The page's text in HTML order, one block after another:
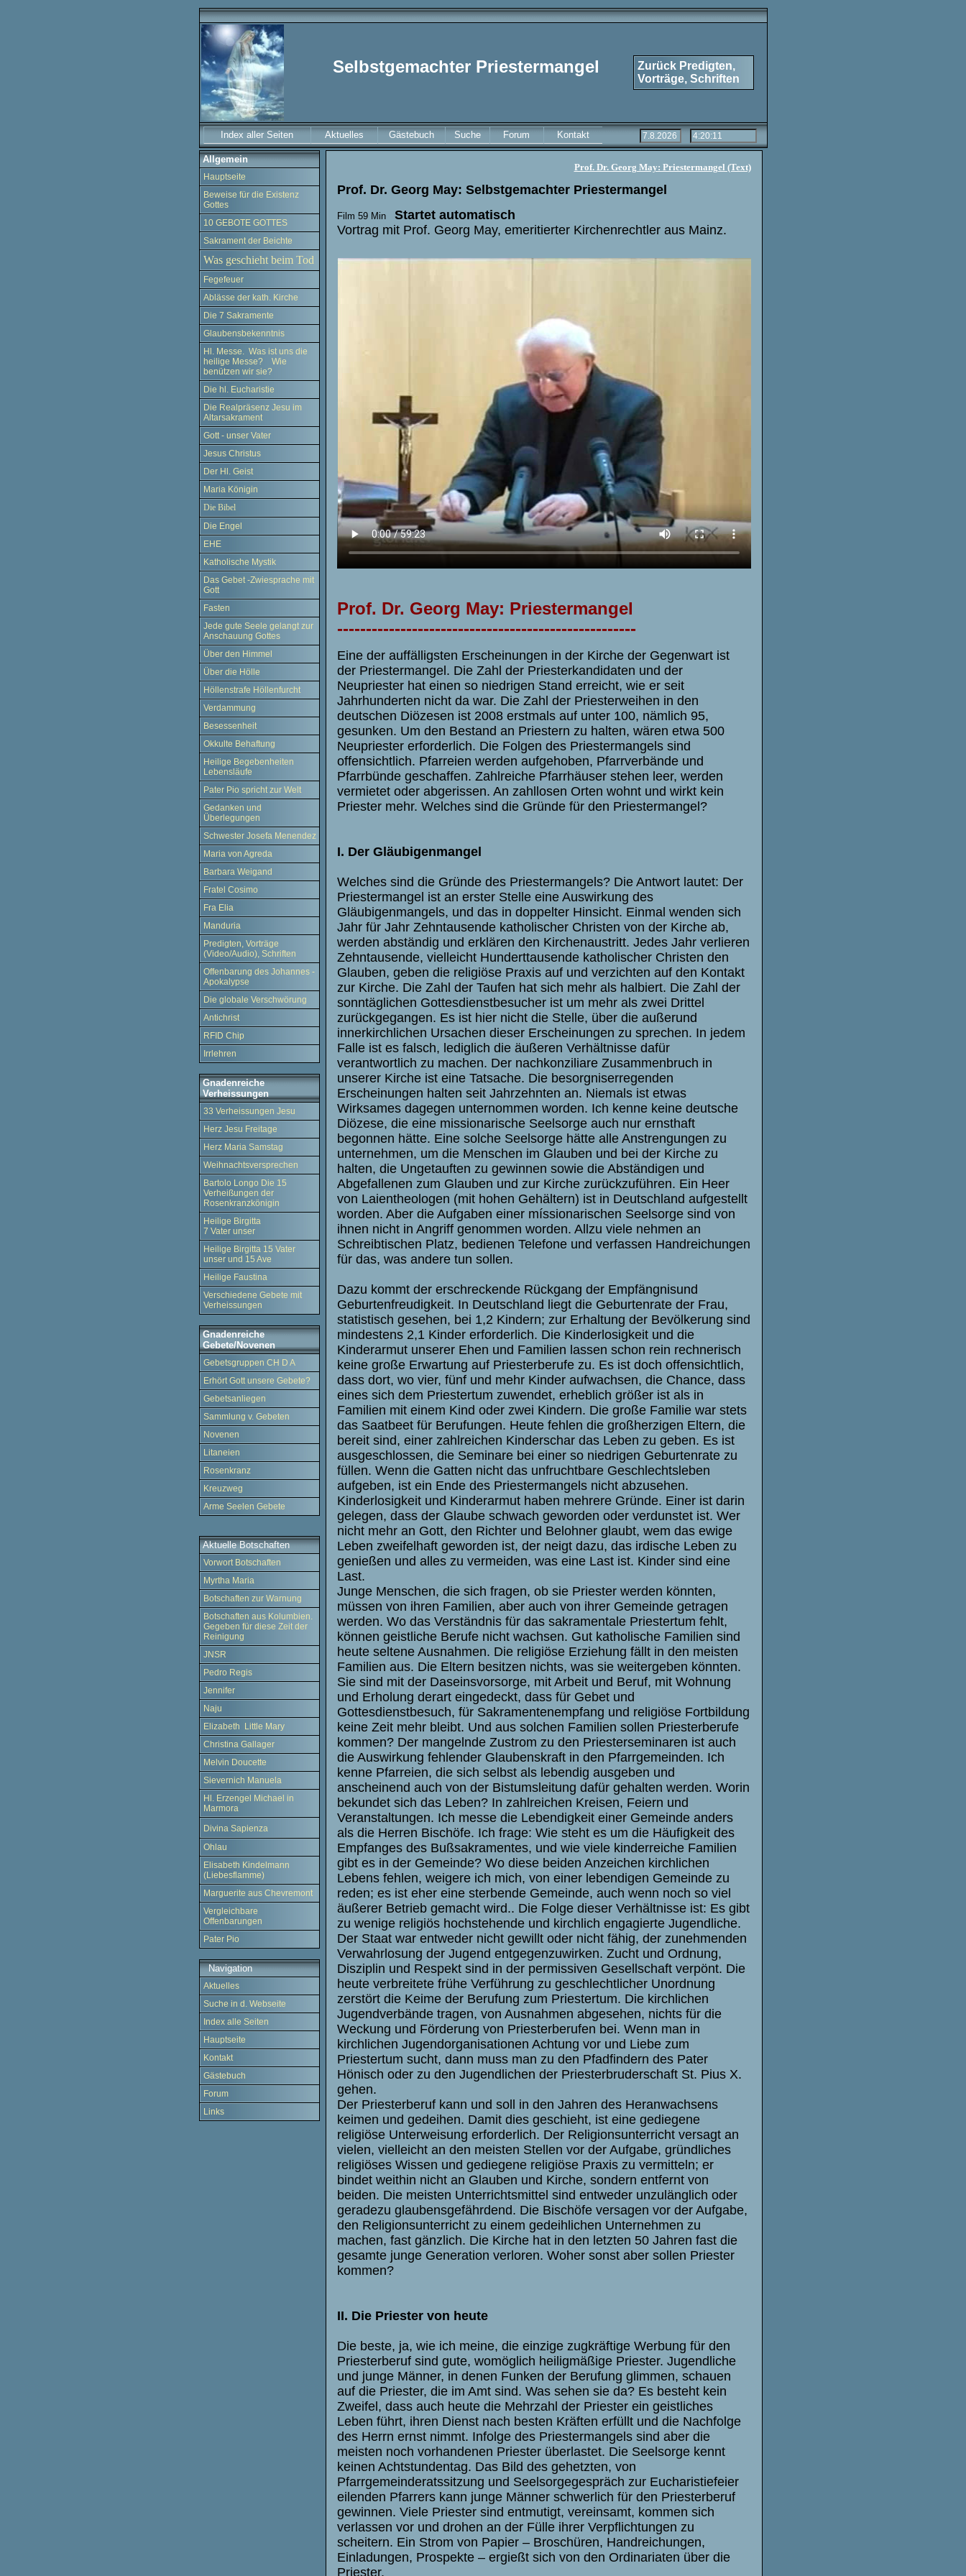
Selbstgemachter Priestermangel
Zurück Predigten,
Vorträge, Schriften
Index aller Seiten Aktuelles Gästebuch Suche Forum Kontakt
Allgemein
Hauptseite
Beweise für die Existenz
Gottes
10 GEBOTE GOTTES
Sakrament der Beichte
Was geschieht beim Tod
Fegefeuer
Ablässe der kath. Kirche
Die 7 Sakramente
Glaubensbekenntnis
Hl. Messe. Was ist uns die
heilige Messe? Wie
benützen wir sie?
Die hl. Eucharistie
Die Realpräsenz Jesu im
Altarsakrament
Gott - unser Vater
Jesus Christus
Der Hl. Geist
Maria Königin
Die Bibel
Die Engel
EHE
Katholische Mystik
Das Gebet -Zwiesprache mit
Gott
Fasten
Jede gute Seele gelangt zur
Anschauung Gottes
Über den Himmel
Über die Hölle
Höllenstrafe Höllenfurcht
Verdammung
Besessenheit
Okkulte Behaftung
Heilige Begebenheiten
Lebensläufe
Pater Pio spricht zur Welt
Gedanken und
Überlegungen
Schwester Josefa Menendez
Maria von Agreda
Barbara Weigand
Fratel Cosimo
Fra Elia
Manduria
Predigten, Vorträge
(Video/Audio), Schriften
Offenbarung des Johannes -
Apokalypse
Die globale Verschwörung
Antichrist
RFID Chip
Irrlehren
Gnadenreiche
Verheissungen
33 Verheissungen Jesu
Herz Jesu Freitage
Herz Maria Samstag
Weihnachtsversprechen
Bartolo Longo Die 15
Verheißungen der
Rosenkranzkönigin
Heilige Birgitta
7 Vater unser
Heilige Birgitta 15 Vater
unser und 15 Ave
Heilige Faustina
Verschiedene Gebete mit
Verheissungen
Gnadenreiche
Gebete/Novenen
Gebetsgruppen CH D A
Erhört Gott unsere Gebete?
Gebetsanliegen
Sammlung v. Gebeten
Novenen
Litaneien
Rosenkranz
Kreuzweg
Arme Seelen Gebete
Aktuelle Botschaften
Vorwort Botschaften
Myrtha Maria
Botschaften zur Warnung
Botschaften aus Kolumbien.
Gegeben für diese Zeit der
Reinigung
JNSR
Pedro Regis
Jennifer
Naju
Elizabeth Little Mary
Christina Gallager
Melvin Doucette
Sievernich Manuela
Hl. Erzengel Michael in
Marmora
Divina Sapienza
Ohlau
Elisabeth Kindelmann
(Liebesflamme)
Marguerite aus Chevremont
Vergleichbare
Offenbarungen
Pater Pio
Navigation
Aktuelles
Suche in d. Webseite
Index alle Seiten
Hauptseite
Kontakt
Gästebuch
Forum
Links
Prof. Dr. Georg May: Priestermangel (Text)
Prof. Dr. Georg May: Selbstgemachter Priestermangel
Film 59 Min Startet automatisch
Vortrag mit Prof. Georg May, emeritierter Kirchenrechtler aus Mainz.
Prof. Dr. Georg May: Priestermangel
----------------------------------------------------
Eine der auffälligsten Erscheinungen in der Kirche der Gegenwart ist
der Priestermangel. Die Zahl der Priesterkandidaten und der
Neupriester hat einen so niedrigen Stand erreicht, wie er seit
Jahrhunderten nicht da war. Die Zahl der Priesterweihen in den
deutschen Diözesen ist 2008 erstmals auf unter 100, nämlich 95,
gesunken. Um den Bestand an Priestern zu halten, wären etwa 500
Neupriester erforderlich. Die Folgen des Priestermangels sind
offensichtlich. Pfarreien werden aufgehoben, Pfarrverbände und
Pfarrbünde geschaffen. Zahlreiche Pfarrhäuser stehen leer, werden
vermietet oder abgerissen. An zahllosen Orten wohnt und wirkt kein
Priester mehr. Welches sind die Gründe für den Priestermangel?
I. Der Gläubigenmangel
Welches sind die Gründe des Priestermangels? Die Antwort lautet: Der
Priestermangel ist an erster Stelle eine Auswirkung des
Gläubigenmangels, und das in doppelter Hinsicht. Einmal wenden sich
Jahr für Jahr Zehntausende katholischer Christen von der Kirche ab,
werden abständig und erklären den Kirchenaustritt. Jedes Jahr verlieren
Zehntausende, vielleicht Hunderttausende katholischer Christen den
Glauben, geben die religiöse Praxis auf und verzichten auf den Kontakt
zur Kirche. Die Zahl der Taufen hat sich mehr als halbiert. Die Zahl der
sonntäglichen Gottesdienstbesucher ist um mehr als zwei Drittel
zurückgegangen. Es ist hier nicht die Stelle, über die außerund
innerkirchlichen Ursachen dieser Erscheinungen zu sprechen. In jedem
Falle ist es falsch, lediglich die äußeren Verhältnisse dafür
verantwortlich zu machen. Der nachkonziliare Zusammenbruch in
unserer Kirche ist eine Tatsache. Die besorgniserregenden
Erscheinungen halten seit Jahrzehnten an. Niemals ist etwas
Wirksames dagegen unternommen worden. Ich kenne keine deutsche
Diözese, die eine missionarische Seelsorge auch nur ernsthaft
begonnen hätte. Eine solche Seelsorge hätte alle Anstrengungen zu
unternehmen, um die Menschen im Glauben und bei der Kirche zu
halten, die Ungetauften zu gewinnen sowie die Abständigen und
Abgefallenen zum Glauben und zur Kirche zurückzuführen. Ein Heer
von Laientheologen (mit hohen Gehältern) ist in Deutschland aufgestellt
worden. Aber die Aufgaben einer míssionarischen Seelsorge sind von
ihnen nicht in Angriff genommen worden. Allzu viele nehmen an
Schreibtischen Platz, bedienen Telefone und verfassen Handreichungen
für das, was andere tun sollen.
Dazu kommt der erschreckende Rückgang der Empfängnisund
Geburtenfreudigkeit. In Deutschland liegt die Geburtenrate der Frau,
statistisch gesehen, bei 1,2 Kindern; zur Erhaltung der Bevölkerung sind
mindestens 2,1 Kinder erforderlich. Die Kinderlosigkeit und die
Kinderarmut unserer Ehen und Familien lassen schon rein rechnerisch
keine große Erwartung auf Priesterberufe zu. Es ist doch offensichtlich,
dass dort, wo vier, fünf und mehr Kinder aufwachsen, die Chance, dass
eines sich dem Priestertum zuwendet, erheblich größer ist als in
Familien mit einem Kind oder zwei Kindern. Die große Familie war stets
das Saatbeet für Berufungen. Heute fehlen die großherzigen Eltern, die
bereit sind, einer zahlreichen Kinderschar das Leben zu geben. Es ist
ausgeschlossen, die Seminare bei einer so niedrigen Geburtenrate zu
füllen. Wenn die Gatten nicht das unfruchtbare Geschlechtsleben
aufgeben, ist ein Ende des Priestermangels nicht abzusehen.
Kinderlosigkeit und Kinderarmut haben mehrere Gründe. Einer ist darin
gelegen, dass der Glaube schwach geworden oder verdunstet ist. Wer
nicht mehr an Gott, den Richter und Belohner glaubt, wem das ewige
Leben zweifelhaft geworden ist, der neigt dazu, das irdische Leben zu
genießen und alles zu vermeiden, was eine Last ist. Kinder sind eine
Last.
Junge Menschen, die sich fragen, ob sie Priester werden könnten,
müssen von ihren Familien, aber auch von ihrer Gemeinde getragen
werden. Wo das Verständnis für das sakramentale Priestertum fehlt,
können geistliche Berufe nicht wachsen. Gut katholische Familien sind
heute seltene Ausnahmen. Die religiöse Erziehung fällt in den meisten
Familien aus. Die Eltern besitzen nichts, was sie weitergeben könnten.
Sie sind mit der Daseinsvorsorge, mit Arbeit und Beruf, mit Wohnung
und Erholung derart eingedeckt, dass für Gebet und
Gottesdienstbesuch, für Sakramentenempfang und religiöse Fortbildung
keine Zeit mehr bleibt. Und aus solchen Familien sollen Priesterberufe
kommen? Der mangelnde Zustrom zu den Priesterseminaren ist auch
die Auswirkung fehlender Glaubenskraft in den Pfarrgemeinden. Ich
kenne Pfarreien, die sich selbst als lebendig ausgeben und
anscheinend auch von der Bistumsleitung dafür gehalten werden. Worin
bekundet sich das Leben? In zahlreichen Kreisen, Feiern und
Veranstaltungen. Ich messe die Lebendigkeit einer Gemeinde anders
als die Herren Bischöfe. Ich frage: Wie steht es um die Häufigkeit des
Empfanges des Bußsakramentes, und wie viele kinderreiche Familien
gibt es in der Gemeinde? Wo diese beiden Anzeichen kirchlichen
Lebens fehlen, weigere ich mich, von einer lebendigen Gemeinde zu
reden; es ist eher eine sterbende Gemeinde, auch wenn noch so viel
äußerer Betrieb gemacht wird.. Die Folge dieser Verhältnisse ist: Es gibt
zu wenige religiös hochstehende und kirchlich engagierte Jugendliche.
Der Staat war entweder nicht gewillt oder nicht fähig, der zunehmenden
Verwahrlosung der Jugend entgegenzuwirken. Zucht und Ordnung,
Disziplin und Respekt sind in der permissiven Gesellschaft verpönt. Die
heute verbreitete frühe Verführung zu geschlechtlicher Unordnung
zerstört die Keime der Berufung zum Priestertum. Die kirchlichen
Jugendverbände tragen, von Ausnahmen abgesehen, nichts für die
Weckung und Förderung von Priesterberufen bei. Wenn man in
kirchlichen Jugendorganisationen Achtung vor und Liebe zum
Priestertum sucht, dann muss man zu den Pfadfindern des Pater
Hönisch oder zu den Jugendlichen der Priesterbruderschaft St. Pius X.
gehen.
Der Priesterberuf kann und soll in den Jahren des Heranwachsens
keimen und gedeihen. Damit dies geschieht, ist eine gediegene
religiöse Unterweisung erforderlich. Der Religionsunterricht versagt an
vielen, vielleicht an den meisten Stellen vor der Aufgabe, gründliches
religiöses Wissen und gediegene religiöse Praxis zu vermitteln; er
bindet weithin nicht an Glauben und Kirche, sondern entfernt von
beiden. Die meisten Unterrichtsmittel sind entweder unzulänglich oder
geradezu glaubensgefährdend. Die Bischöfe versagen vor der Aufgabe,
den Religionsunterricht zu einem gedeihlichen Unternehmen zu
machen, fast gänzlich. Die Kirche hat in den letzten 50 Jahren fast die
gesamte junge Generation verloren. Woher sonst aber sollen Priester
kommen?
II. Die Priester von heute
Die beste, ja, wie ich meine, die einzige zugkräftige Werbung für den
Priesterberuf sind gute, womöglich heiligmäßige Priester. Jugendliche
und junge Männer, in denen Funken der Berufung glimmen, schauen
auf die Priester, die im Amt sind. Was sehen sie da? Es besteht kein
Zweifel, dass auch heute die Mehrzahl der Priester ein geistliches
Leben führt, ihren Dienst nach besten Kräften erfüllt und die Nachfolge
des Herrn ernst nimmt. Infolge des Priestermangels sind aber die
meisten noch vorhandenen Priester überlastet. Die Seelsorge kennt
keinen Achtstundentag. Das Bild des gehetzten, von
Pfarrgemeinderatssitzung und Seelsorgegespräch zur Eucharistiefeier
eilenden Pfarrers kann junge Männer schwerlich für den Priesterberuf
gewinnen. Viele Priester sind entmutigt, vereinsamt, kommen sich
verlassen vor und drohen an der Fülle ihrer Verpflichtungen zu
scheitern. Ein Strom von Papier – Broschüren, Handreichungen,
Einladungen, Prospekte – ergießt sich von den Ordinariaten über die
Priester.